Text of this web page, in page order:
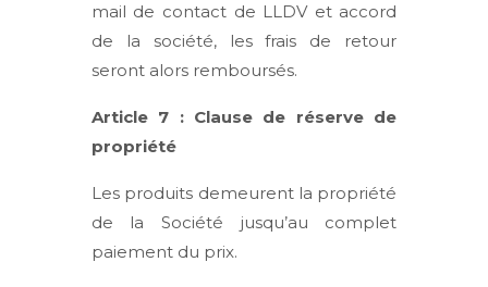
mail de contact de LLDV et accord
de la société, les frais de retour
seront alors remboursés.
Article 7 : Clause de réserve de
propriété
Les produits demeurent la propriété
de la Société jusqu’au complet
paiement du prix.